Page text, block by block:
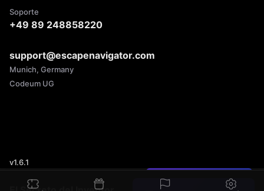
¿Encontraste un error?
Soporte
+49 89 248858220
support@escapenavigator.com
Munich, Germany
Codeum UG
v1.6.1